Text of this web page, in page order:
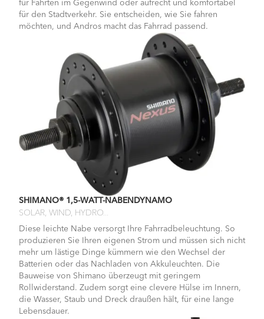
für Fahrten im Gegenwind oder aufrecht und komfortabel
für den Stadtverkehr. Sie entscheiden, wie Sie fahren
möchten, und Andros macht das Fahrrad passend.
SHIMANO® 1,5-WATT-NABENDYNAMO
SOLAR, WIND, HYDRO...
Diese leichte Nabe versorgt Ihre Fahrradbeleuchtung. So
produzieren Sie Ihren eigenen Strom und müssen sich nicht
mehr um lästige Dinge kümmern wie den Wechsel der
Batterien oder das Nachladen von Akkuleuchten. Die
Bauweise von Shimano überzeugt mit geringem
Rollwiderstand. Zudem sorgt eine clevere Hülse im Innern,
die Wasser, Staub und Dreck draußen hält, für eine lange
Lebensdauer.